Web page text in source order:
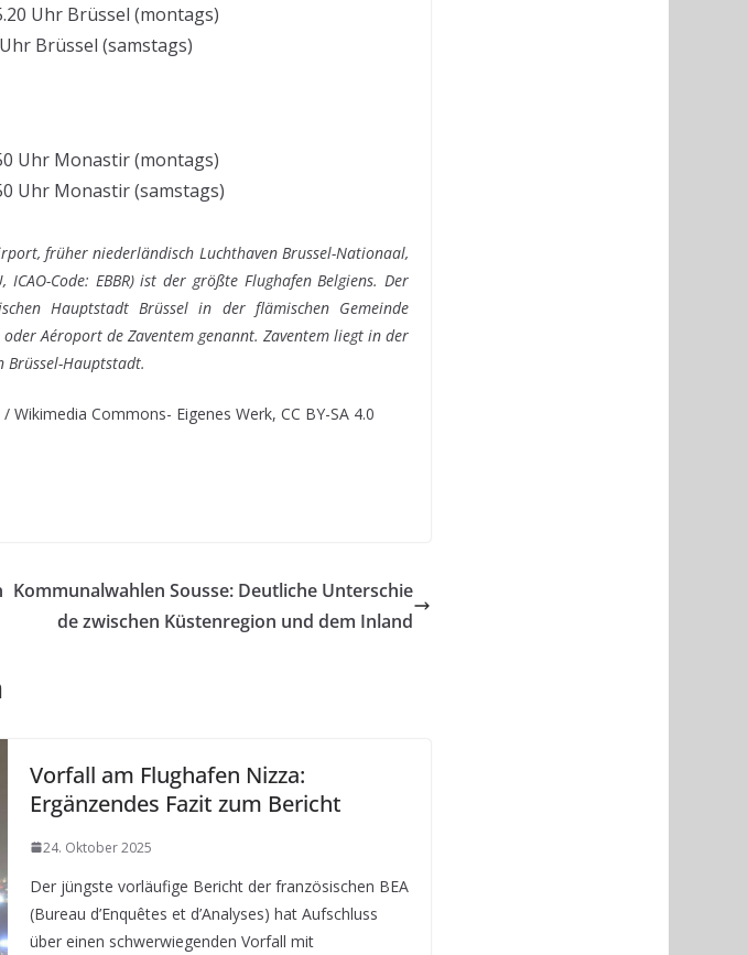
Uhr Brüssel (montags)
Brüssel (samstags)
Uhr Monastir (montags)
Uhr Monastir (samstags)
früher niederländisch Luchthaven Brussel-Nationaal,
Code: EBBR) ist der größte Flughafen Belgiens. Der
Hauptstadt Brüssel in der flämischen Gemeinde
Aéroport de Zaventem genannt. Zaventem liegt in der
Brüssel-Hauptstadt.
/ Wikimedia Commons- Eigenes Werk, CC BY-SA 4.0
Kommunalwahlen Sousse: Deutliche Unterschie
de zwischen Küstenregion und dem Inland
Vorfall am Flughafen Nizza:
Ergänzendes Fazit zum Bericht
24. Oktober 2025
Der jüngste vorläufige Bericht der französischen BEA
(Bureau d’Enquêtes et d’Analyses) hat Aufschluss
über einen schwerwiegenden Vorfall mit